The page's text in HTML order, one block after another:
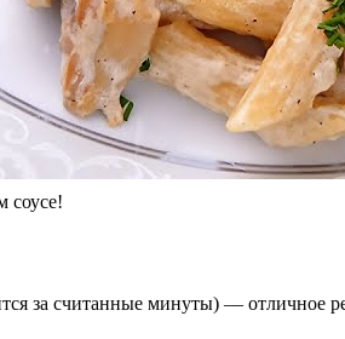
соусе!
за считанные минуты) —